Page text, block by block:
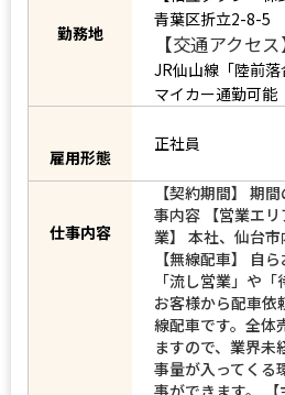
【相互タクシー株
青葉区折立2-8-5
【交通アクセ
JR仙山線「陸前落
マイカー通勤可能
雇用形態
【契約期間】 期
事内容 【営業エリ
業】 本社、仙台
【無線配車】 自
「流し営業」や「
お客様から配車依
線配車です。全体
ますので、業界未